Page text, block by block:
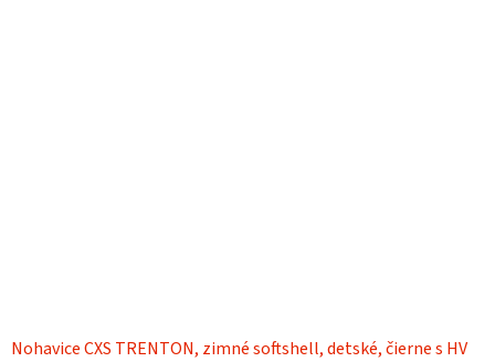
Nohavice CXS TRENTON, zimné softshell, detské, čierne s HV